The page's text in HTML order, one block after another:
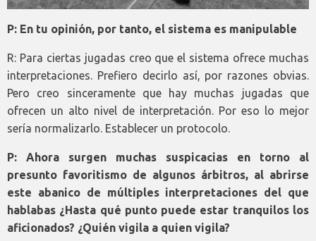
P: En tu opinión, por tanto, el sistema es manipulable
R: Para ciertas jugadas creo que el sistema ofrece muchas
interpretaciones. Prefiero decirlo así, por razones obvias.
Pero creo sinceramente que hay muchas jugadas que
ofrecen un alto nivel de interpretación. Por eso lo mejor
sería normalizarlo. Establecer un protocolo.
P: Ahora surgen muchas suspicacias en torno al
presunto favoritismo de algunos árbitros, al abrirse
este abanico de múltiples interpretaciones del que
hablabas ¿Hasta qué punto puede estar tranquilos los
aficionados? ¿Quién vigila a quien vigila?